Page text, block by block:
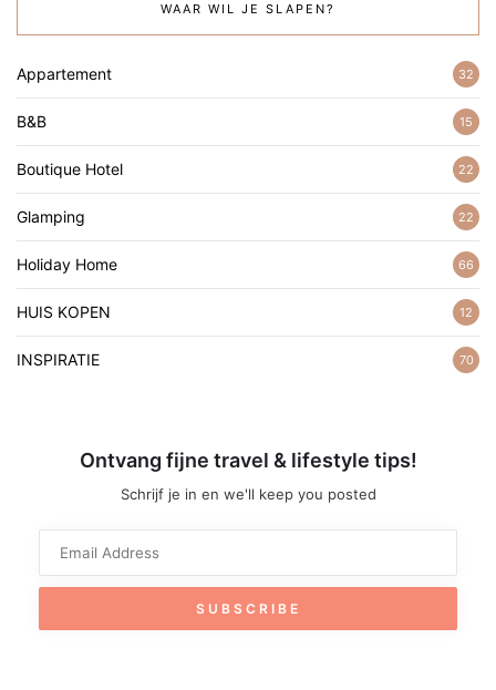
WAAR WIL JE SLAPEN?
Appartement 32
B&B 15
Boutique Hotel 22
Glamping 22
Holiday Home 66
HUIS KOPEN 12
INSPIRATIE 70
Ontvang fijne travel & lifestyle tips!
Schrijf je in en we'll keep you posted